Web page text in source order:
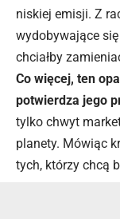
niskiej emisji. Z
wydobywające
chciałby
Co więcej, ten
potwierdza jego
tylko chwyt
planety. Mówiąc
tych, którzy chcą